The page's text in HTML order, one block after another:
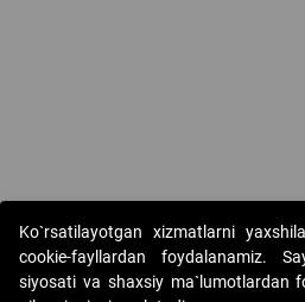
Copyright © 2017-2026. "Elektron
AJ. Barcha huquqlar himoyalangan
Ko`rsatilayotgan xizmatlarni
cookie-fayllardan foydalanamiz.
siyosati va shaxsiy ma`lumotlardan